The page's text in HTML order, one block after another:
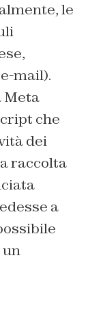
le
mail).
Meta
che
dei
raccolta
a
un